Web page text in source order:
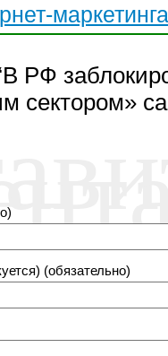
РФ
сектором»
(обязательно)